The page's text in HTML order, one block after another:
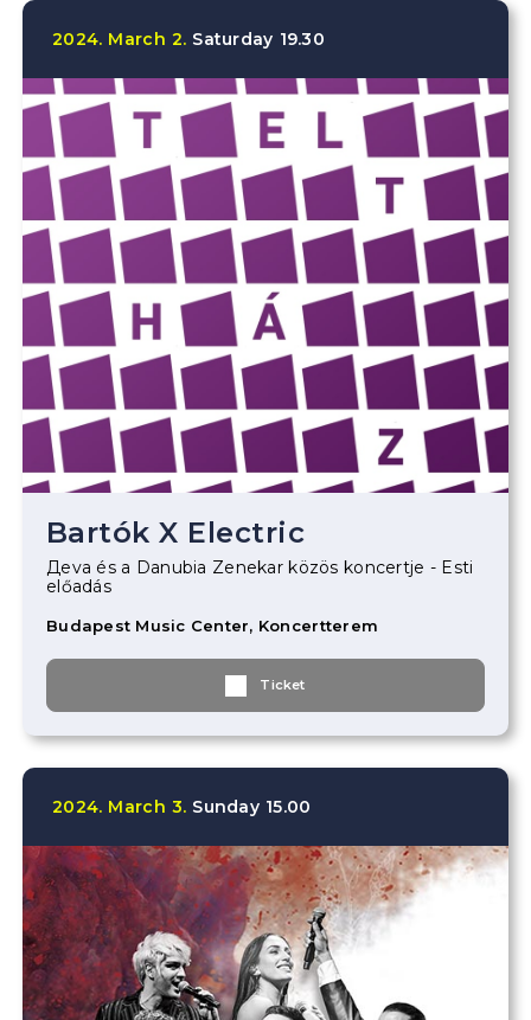
2024. March 2. Saturday 19.30
Bartók X Electric
Дeva és a Danubia Zenekar közös koncertje - Esti
előadás
Budapest Music Center, Koncertterem
Ticket
2024. March 3. Sunday 15.00